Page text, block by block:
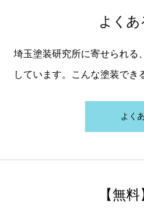
よく
埼玉塗装研究所に寄せられる
しています。こんな塗装でき
よく
【無